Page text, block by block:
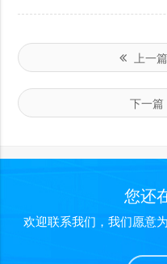
上一
下一篇
您还
欢迎联系我们，我们愿意